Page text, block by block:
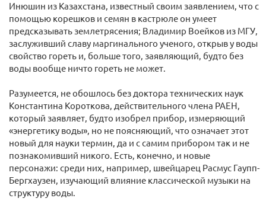
Инюшин из Казахстана, известный своим заявлением, что с
помощью корешков и семян в кастрюле он умеет
предсказывать землетрясения; Владимир Воейков из МГУ,
заслуживший славу маргинального ученого, открыв у воды
свойство гореть и, больше того, заявляющий, будто без
воды вообще ничто гореть не может.
Разумеется, не обошлось без доктора технических наук
Константина Короткова, действительного члена РАЕН,
который заявляет, будто изобрел прибор, измеряющий
«энергетику воды», но не поясняющий, что означает этот
новый для науки термин, да и с самим прибором так и не
познакомивший никого. Есть, конечно, и новые
персонажи: среди них, например, швейцарец Расмус Гаупп-
Бергхаузен, изучающий влияние классической музыки на
структуру воды.